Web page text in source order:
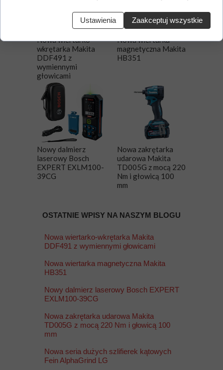
Nowa wiertarko-
wkrętarka Makita
DDF491 z
wymiennymi
głowicami
Nowa wiertarka
magnetyczna Makita
HB351
Nowy dalmierz
laserowy Bosch
EXPERT EXLM100-
39CG
Nowa zakrętarka
udarowa Makita
TD005G z mocą 220
Nm i głowicą 100
mm
OSTATNIE WPISY NA NASZYM BLOGU
Nowa wiertarko-wkrętarka Makita
DDF491 z wymiennymi głowicami
Nowa wiertarka magnetyczna Makita
HB351
Nowy dalmierz laserowy Bosch EXPERT
EXLM100-39CG
Nowa zakrętarka udarowa Makita
TD005G z mocą 220 Nm i głowicą 100
mm
Nowa seria dużych szlifierek kątowych
Fein AlphaGrind LG
Ustawienia Zaakceptuj wszystkie